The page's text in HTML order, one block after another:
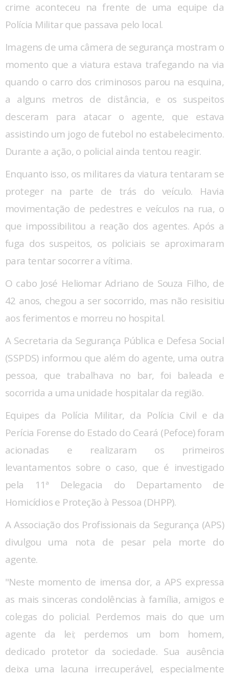
crime aconteceu na frente de uma equipe da
Polícia Militar que passava pelo local.
Imagens de uma câmera de segurança mostram o
momento que a viatura estava trafegando na via
quando o carro dos criminosos parou na esquina,
a alguns metros de distância, e os suspeitos
desceram para atacar o agente, que estava
assistindo um jogo de futebol no estabelecimento.
Durante a ação, o policial ainda tentou reagir.
Enquanto isso, os militares da viatura tentaram se
proteger na parte de trás do veículo. Havia
movimentação de pedestres e veículos na rua, o
que impossibilitou a reação dos agentes. Após a
fuga dos suspeitos, os policiais se aproximaram
para tentar socorrer a vítima.
O cabo José Heliomar Adriano de Souza Filho, de
42 anos, chegou a ser socorrido, mas não resisitiu
aos ferimentos e morreu no hospital.
A Secretaria da Segurança Pública e Defesa Social
(SSPDS) informou que além do agente, uma outra
pessoa, que trabalhava no bar, foi baleada e
socorrida a uma unidade hospitalar da região.
Equipes da Polícia Militar, da Polícia Civil e da
Perícia Forense do Estado do Ceará (Pefoce) foram
acionadas e realizaram os primeiros
levantamentos sobre o caso, que é investigado
pela 11ª Delegacia do Departamento de
Homicídios e Proteção à Pessoa (DHPP).
A Associação dos Profissionais da Segurança (APS)
divulgou uma nota de pesar pela morte do
agente.
"Neste momento de imensa dor, a APS expressa
as mais sinceras condolências à família, amigos e
colegas do policial. Perdemos mais do que um
agente da lei; perdemos um bom homem,
dedicado protetor da sociedade. Sua ausência
deixa uma lacuna irrecuperável, especialmente